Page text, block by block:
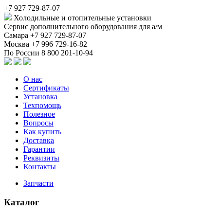
+7 927 729-87-07
Холодильные и отопительные установки
Сервис дополнительного оборудования для а/м
Самара +7 927 729-87-07
Москва +7 996 729-16-82
По России 8 800 201-10-94
О нас
Сертификаты
Установка
Техпомощь
Полезное
Вопросы
Как купить
Доставка
Гарантии
Реквизиты
Контакты
Запчасти
Каталог